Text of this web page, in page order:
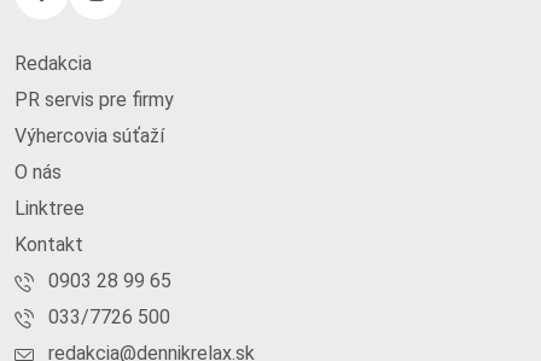
Redakcia
PR servis pre firmy
Výhercovia súťaží
O nás
Linktree
Kontakt
0903 28 99 65
033/7726 500
redakcia@dennikrelax.sk